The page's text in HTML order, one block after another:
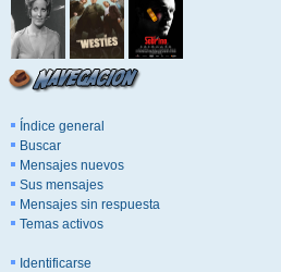
Índice general
Buscar
Mensajes nuevos
Sus mensajes
Mensajes sin respuesta
Temas activos
Identificarse